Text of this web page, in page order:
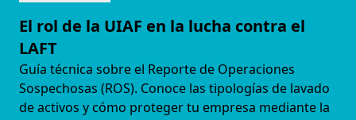
El rol de la UIAF en la lucha contra el
LAFT
Guía técnica sobre el Reporte de Operaciones
Sospechosas (ROS). Conoce las tipologías de lavado
de activos y cómo proteger tu empresa mediante la